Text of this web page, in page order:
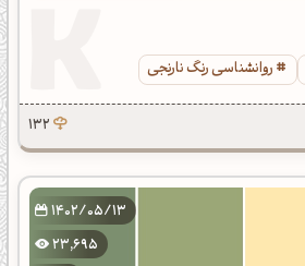
روانشناسی رنگ نارنجی
132
1402/05/13
23,695